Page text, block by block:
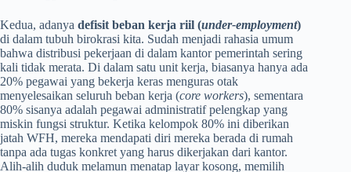
Kedua, adanya defisit beban kerja riil (under-employment)
di dalam tubuh birokrasi kita. Sudah menjadi rahasia umum
bahwa distribusi pekerjaan di dalam kantor pemerintah sering
kali tidak merata. Di dalam satu unit kerja, biasanya hanya ada
20% pegawai yang bekerja keras menguras otak
menyelesaikan seluruh beban kerja (core workers), sementara
80% sisanya adalah pegawai administratif pelengkap yang
miskin fungsi struktur. Ketika kelompok 80% ini diberikan
jatah WFH, mereka mendapati diri mereka berada di rumah
tanpa ada tugas konkret yang harus dikerjakan dari kantor.
Alih-alih duduk melamun menatap layar kosong, memilih